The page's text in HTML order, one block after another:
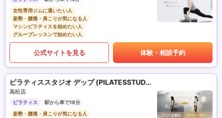
女性専用ジムに通いたい人
姿勢・腰痛・肩こりが気になる人
マシンピラティスを始めたい人
グループレッスンで始めたい人
公式サイトを見る 体験・相談予約
ピラティススタジオ デップ (PILATESSTUDIO DEP)
高松店
ピラティス
駅から車で18分
姿勢・腰痛・肩こりが気になる人